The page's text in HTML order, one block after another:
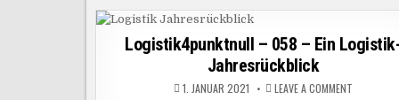
–
BESCHAFFUNGSLOGISTIK?
Logistik4punktnull – 058 – Ein
Jahresrückblick
1. JANUAR 2021 LEAVE A COMMENTON